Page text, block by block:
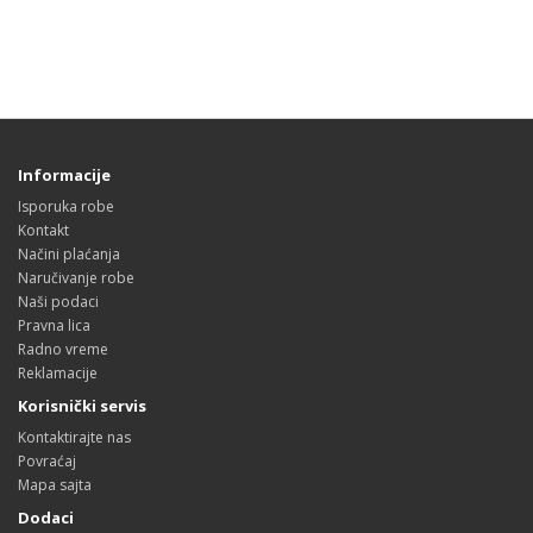
Informacije
Isporuka robe
Kontakt
Načini plaćanja
Naručivanje robe
Naši podaci
Pravna lica
Radno vreme
Reklamacije
Korisnički servis
Kontaktirajte nas
Povraćaj
Mapa sajta
Dodaci